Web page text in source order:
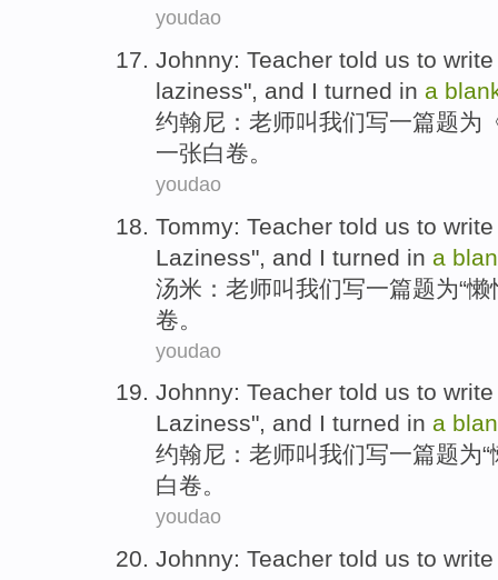
youdao
Johnny: Teacher told us to write
laziness", and I turned in a
约翰尼 ： 老师叫我们写一篇题为
一张白卷。
youdao
Tommy: Teacher told us to write
Laziness", and I turned in a
汤米 ： 老师叫我们写一篇题为“懒
卷 。
youdao
Johnny: Teacher told us to write
Laziness", and I turned in a
约翰尼 ： 老师叫我们写一篇题为“
白卷。
youdao
Johnny: Teacher told us to write